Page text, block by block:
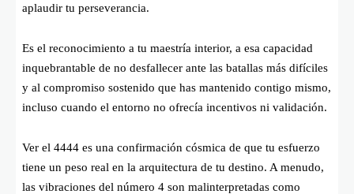
aplaudir tu perseverancia.
Es el reconocimiento a tu maestría interior, a esa capacidad
inquebrantable de no desfallecer ante las batallas más difíciles
y al compromiso sostenido que has mantenido contigo mismo,
incluso cuando el entorno no ofrecía incentivos ni validación.
Ver el 4444 es una confirmación cósmica de que tu esfuerzo
tiene un peso real en la arquitectura de tu destino. A menudo,
las vibraciones del número 4 son malinterpretadas como